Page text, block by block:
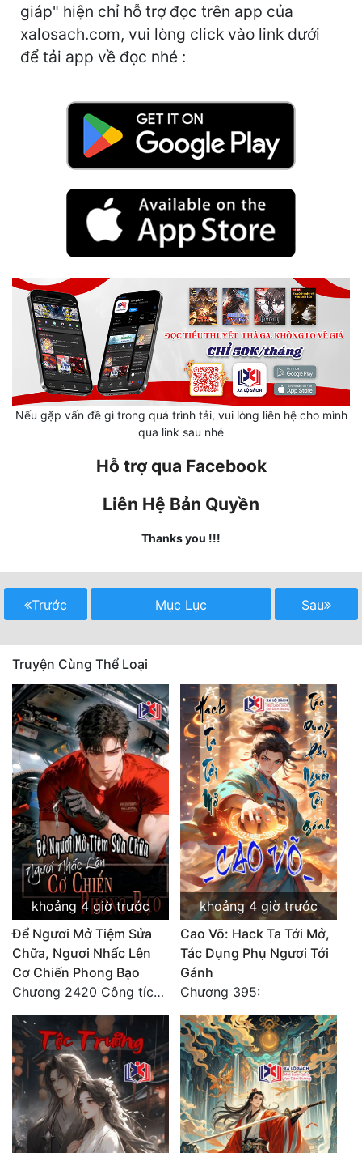
Cạnh Kỹ
Cổ Tiên Hiệp
Góc Nhìn Nữ
Huyền Huyễn
Huyền Nghi
Huyền Ảo
Kỳ Huyễn
Kỳ Ảo
Linh Dị
Làm Giàu
Lịch Sử
Mưu Mô
Mạt Thế
Mỹ Thực
Ngôn Tình
Ngược
Nữ Phụ
Phong Thủy - Tâm Linh
Phương Tây
Phản Phái
Quan Trường
giáp" hiện chỉ hỗ trợ đọc trên app của
xalosach.com, vui lòng click vào link dưới
để tải app về đọc nhé :
Nếu gặp vấn đề gì trong quá trình tải, vui lòng liên hệ cho mình
qua link sau nhé
Hỗ trợ qua Facebook
Liên Hệ Bản Quyền
Thanks you !!!
Trước Mục Lục Sau
Truyện Cùng Thể Loại
khoảng 4 giờ trước
Để Ngươi Mở Tiệm Sửa
Chữa, Ngươi Nhấc Lên
Cơ Chiến Phong Bạo
Chương 2420 Công tích vĩ đại!! Cơ Tu Chi Thần?!
khoảng 4 giờ trước
Cao Võ: Hack Ta Tới Mở,
Tác Dụng Phụ Ngươi Tới
Gánh
Chương 395: